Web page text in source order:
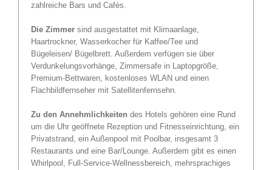
zahlreiche Bars und Cafés.
Die Zimmer sind ausgestattet mit Klimaanlage,
Haartrockner, Wasserkocher für Kaffee/Tee und
Bügeleisen/ Bügelbrett. Außerdem verfügen sie über
Verdunkelungsvorhänge, Zimmersafe in Laptopgröße,
Premium-Bettwaren, kostenloses WLAN und einen
Flachbildfernseher mit Satellitenfernsehn.
Zu den Annehmlichkeiten des Hotels gehören eine Rund
um die Uhr geöffnete Rezeption und Fitnesseinrichtung, ein
Privatstrand, ein Außenpool mit Poolbar, insgesamt 3
Restaurants und eine Bar/Lounge. Außerdem gibt es einen
Whirlpool, Full-Service-Wellnessbereich, mehrsprachiges